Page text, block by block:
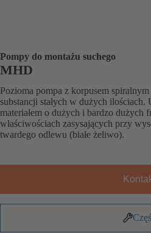
Pompy do montażu suchego
MHD
Pozioma pompa z korpusem
substancji stałych w dużych
materiałem o dużych i bardzo dużych
właściwościach zasysających przy
twardego odlewu (białe żeliwo).